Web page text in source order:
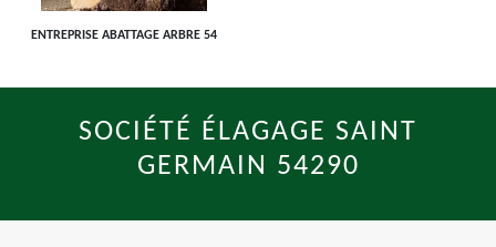
ENTREPRISE ABATTAGE ARBRE 54
SOCIÉTÉ ÉLAGAGE SAINT
GERMAIN 54290